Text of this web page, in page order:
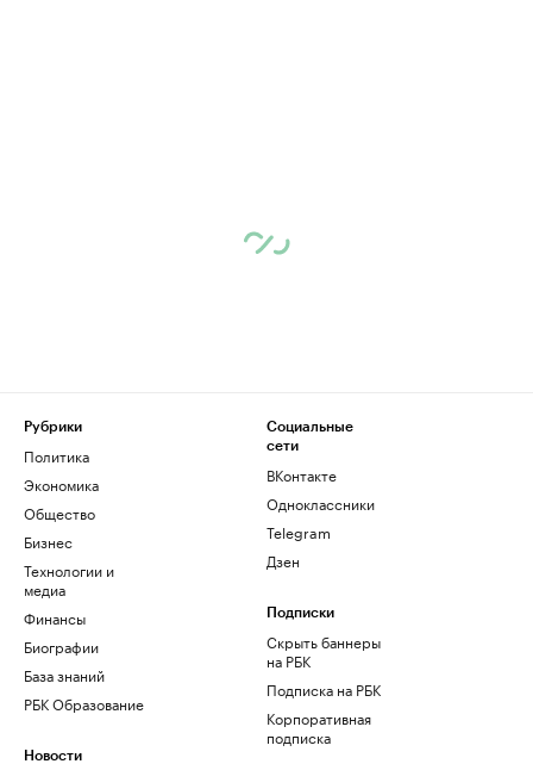
Рубрики
Политика
Экономика
Общество
Бизнес
Технологии и
медиа
Финансы
Биографии
База знаний
РБК Образование
Новости
Социальные
сети
ВКонтакте
Одноклассники
Telegram
Дзен
Подписки
Скрыть баннеры
на РБК
Подписка на РБК
Корпоративная
подписка